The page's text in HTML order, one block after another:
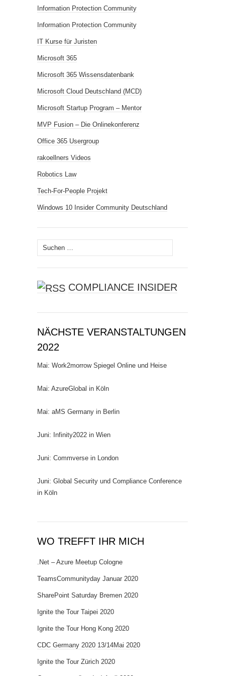
Information Protection Community
Information Protection Community
IT Kurse für Juristen
Microsoft 365
Microsoft 365 Wissensdatenbank
Microsoft Cloud Deutschland (MCD)
Microsoft Startup Program – Mentor
MVP Fusion – Die Onlinekonferenz
Office 365 Usergroup
rakoellners Videos
Robotics Law
Tech-For-People Projekt
Windows 10 Insider Community Deutschland
Suchen
nach:
COMPLIANCE INSIDER
NÄCHSTE VERANSTALTUNGEN
2022
Mai: Work2morrow Spiegel Online und Heise
Mai: AzureGlobal in Köln
Mai: aMS Germany in Berlin
Juni: Infinity2022 in Wien
Juni: Commverse in London
Juni: Global Security und Compliance Conference
in Köln
WO TREFFT IHR MICH
.Net – Azure Meetup Cologne
TeamsCommunityday Januar 2020
SharePoint Saturday Bremen 2020
Ignite the Tour Taipei 2020
Ignite the Tour Hong Kong 2020
CDC Germany 2020 13/14Mai 2020
Ignite the Tour Zürich 2020